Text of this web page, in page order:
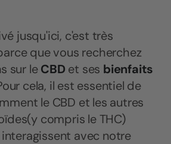
jusqu'ici, c'est très
que vous recherchez
sur leCBD et ses bienfaits
cela, il est essentiel de
le CBD et les autres
compris le THC)
avec notre